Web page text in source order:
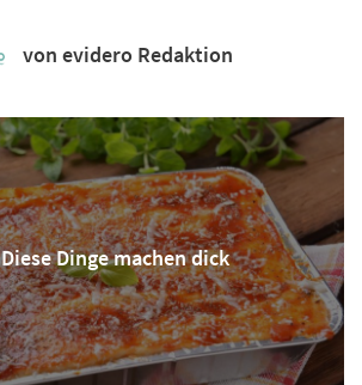
von evidero Redaktion
Diese Dinge machen dick